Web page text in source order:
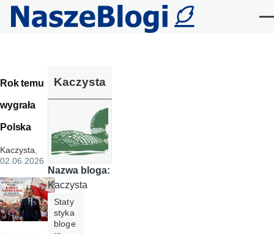
Przejdź do treści
Rok temu
wygrała
Polska
Kaczysta,
02.06.2026
Kaczysta
Nazwa bloga:
Kaczysta
Staty
styka
bloge